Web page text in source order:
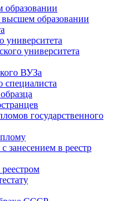
образовании
университета
университета
ВУЗа
государственного
занесением в реестр